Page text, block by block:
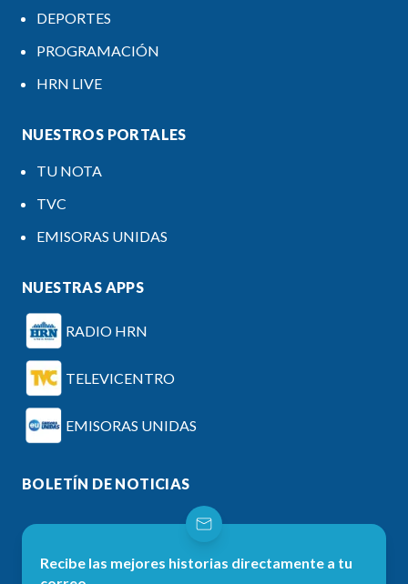
DEPORTES
PROGRAMACIÓN
HRN LIVE
NUESTROS PORTALES
TU NOTA
TVC
EMISORAS UNIDAS
NUESTRAS APPS
RADIO HRN
TELEVICENTRO
EMISORAS UNIDAS
BOLETÍN DE NOTICIAS
Recibe las mejores historias directamente a tu